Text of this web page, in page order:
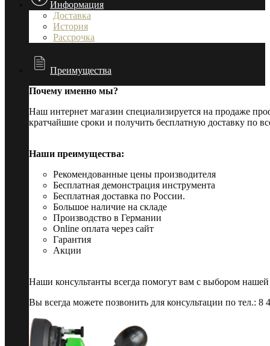
Информация
Доставка
История
Рассрочка
Преимущества
Почему именно мы?
Наш интернет магазин специализируется на продаже
кратчайшие сроки и получить бесплатную доставку по
Наши преимущества:
Рекомендованные цены производителя
Бесплатная демонстрация инструмента
Бесплатная доставка по России.
Большое наличие на складе
Производство в Германии
Online оплата через сайт
Гарантия
Акции
Наши консультанты всегда помогут вам с выбором
Вы всегда можете позвонить для консультации по тел.: